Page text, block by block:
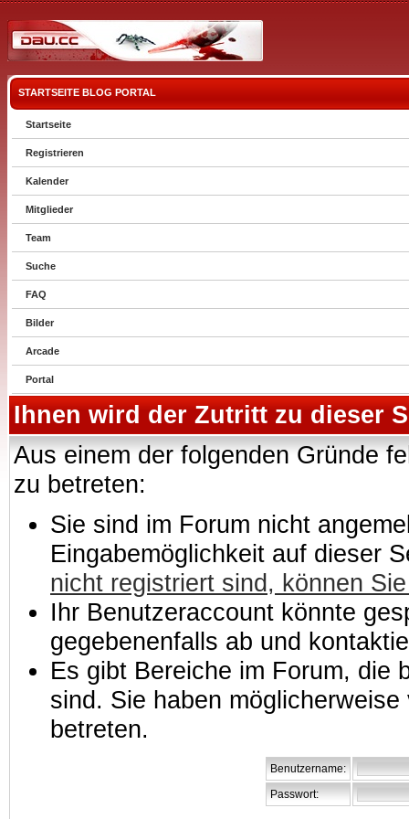
STARTSEITE BLOG PORTAL
Startseite
Registrieren
Kalender
Mitglieder
Team
Suche
FAQ
Bilder
Arcade
Portal
Ihnen wird der Zutritt zu dieser
Aus einem der folgenden Gründe
zu betreten:
Sie sind im Forum nicht
Eingabemöglichkeit auf dieser
nicht registriert sind, können
Ihr Benutzeraccount könnte
gegebenenfalls ab und
Es gibt Bereiche im Forum, die
sind. Sie haben
betreten.
Benutzername:
Passwort: